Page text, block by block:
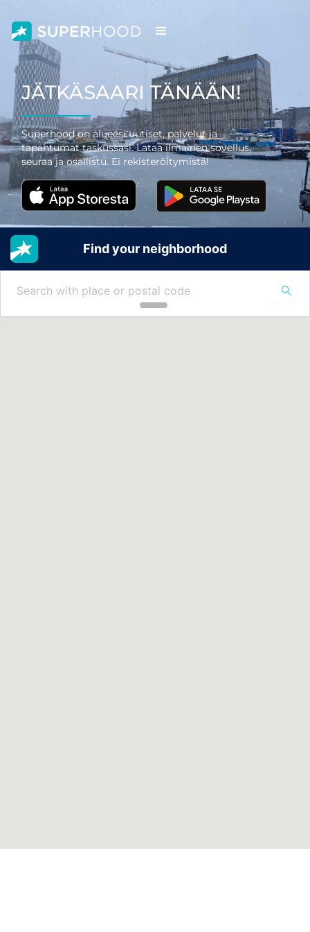
JÄTKÄSAARI TÄNÄÄN!
Superhood on alueesi uutiset, palvelut ja
tapahtumat taskussasi. Lataa ilmainen sovellus,
seuraa ja osallistu. Ei rekisteröitymistä!